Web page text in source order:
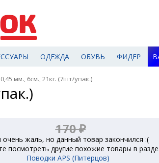
ОДЕЖДА ОБУВЬ ФИДЕР
мм., 6см., 21кг. (7шт/упак.)
170 ₽
очень жаль, но данный товар закончился :(
посмотреть другие похожие товары в
Поводки APS (Питерцов)